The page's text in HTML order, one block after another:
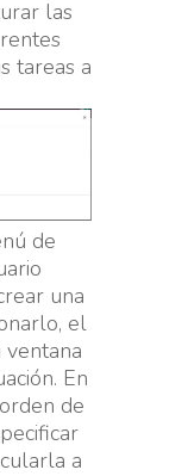
las
tareas a
de
una
el
En
de
a